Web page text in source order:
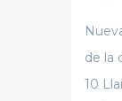
de la
10